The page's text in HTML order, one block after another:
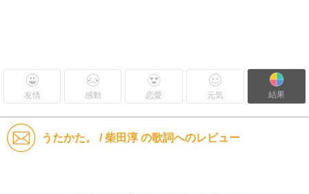
友情 感動 恋愛 元気 結果
うたかた。 / 柴田淳 の歌詞へのレビュー